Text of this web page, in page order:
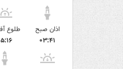
اذان صبح
۰۳:۴۱
طلوع